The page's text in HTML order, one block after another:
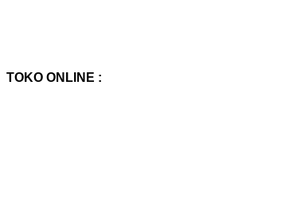
TOKO ONLINE :